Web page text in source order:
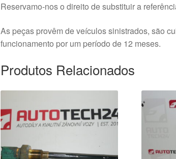
Reservamo-nos o direito de substituir a
As peças provêm de veículos sinistrados, são
funcionamento por um período de 12 meses.
Produtos Relacionados